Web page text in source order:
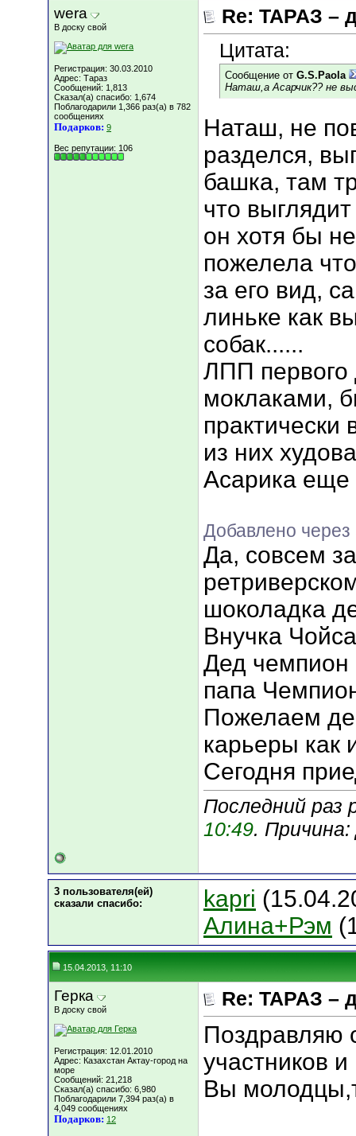
wera
В доску свой
Регистрация: 30.03.2010
Адрес: Тараз
Сообщений: 1,813
Сказал(а) спасибо: 1,674
Поблагодарили 1,366 раз(а) в 782
сообщениях
Подарков: 9
Вес репутации: 106
Re: ТАРАЗ –
Цитата:
Сообщение от G.S.Paola
Наташ,а Асарчик?? не
Наташ, не
разделся,
башка, там
что
он хотя бы
пожелела
за его вид,
линьке как
собак......
ЛПП первого
моклаками,
практически
из них
Асарика еще
Добавлено через
Да, совсем
шоколадка
Внучка
Дед чемпион
папа
Пожелаем
карьеры как
Сегодня
Последний раз
10:49.
3 пользователя(ей)
сказали cпасибо:
kapri
Алина+Рэм
15.04.2013, 11:10
Герка
В доску свой
Регистрация: 12.01.2010
Адрес: Казахстан Актау-город на
море
Сообщений: 21,218
Сказал(а) спасибо: 6,980
Поблагодарили 7,394 раз(а) в
4,049 сообщениях
Подарков: 12
Re: ТАРАЗ –
Поздравляю
участников
Вы